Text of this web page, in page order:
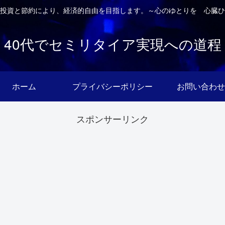
資と節約により、経済的自由を目指します。～心のゆとりを 心臓
40代でセミリタイア実現への道程
ホーム プライバシーポリシー お問い合わせ
スポンサーリンク